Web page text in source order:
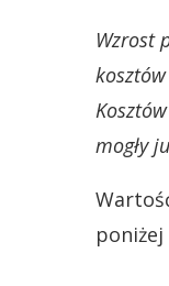
Wzrost
mogły